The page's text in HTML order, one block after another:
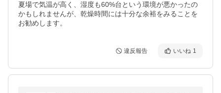
夏場で気温が高く、湿度も60%台という環境が悪かったの
かもしれませんが、乾燥時間には十分な余裕をみることを
お勧めします。
違反報告 いいね 1